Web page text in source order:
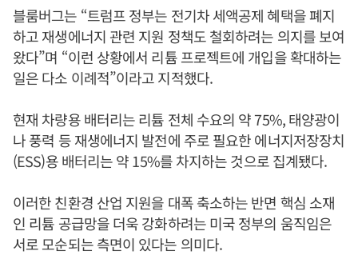
블룸버그는 “트럼프 정부는 전기차 세액공제 혜택을 폐지
하고 재생에너지 관련 지원 정책도 철회하려는 의지를 보여
왔다”며 “이런 상황에서 리튬 프로젝트에 개입을 확대하는
일은 다소 이례적”이라고 지적했다.
현재 차량용 배터리는 리튬 전체 수요의 약 75%, 태양광이
나 풍력 등 재생에너지 발전에 주로 필요한 에너지저장장치
(ESS)용 배터리는 약 15%를 차지하는 것으로 집계됐다.
이러한 친환경 산업 지원을 대폭 축소하는 반면 핵심 소재
인 리튬 공급망을 더욱 강화하려는 미국 정부의 움직임은
서로 모순되는 측면이 있다는 의미다.